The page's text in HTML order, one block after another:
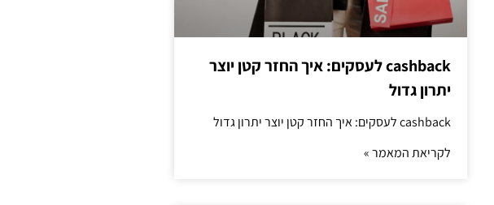
cashback לעסקים: איך החזר קטן יוצר
יתרון גדול
cashback לעסקים: איך החזר קטן יוצר יתרון גדול
לקריאת המאמר »